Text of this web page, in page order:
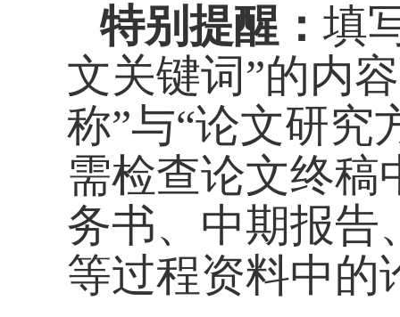
特别提醒： 填
文关键词”的内
称”与“论文研究
需检查论文终稿
务书、中期报告
等过程资料中的